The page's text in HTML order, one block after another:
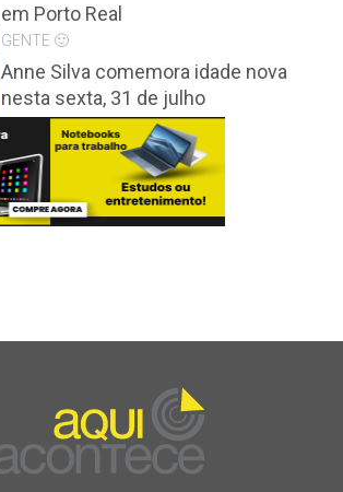
em Porto Real
GENTE 🙂
Anne Silva comemora idade nova
nesta sexta, 31 de julho